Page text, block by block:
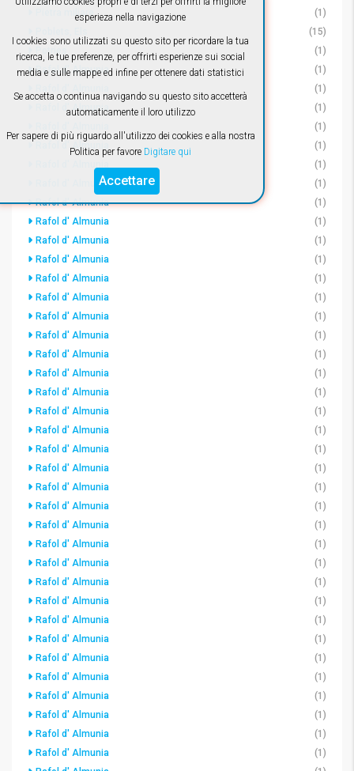
esperieza nella navigazione
I cookies sono utilizzati su questo sito per ricordare la tua
ricerca, le tue preferenze, per offrirti esperienze sui social
media e sulle mappe ed infine per ottenere dati statistici
Se accetta o continua navigando su questo sito accetterà
automaticamente il loro utilizzo
Per sapere di più riguardo all'utilizzo dei cookies e alla nostra
Politica per favore Digitare qui
Accettare
Pietra miliare
(1)
(15)
Potries
(1)
Rafol d' Almunia
(1)
(1)
Rafol d' Almunia
(1)
(1)
Rafol d' Almunia
(1)
(1)
Rafol d' Almunia
(1)
Rafol d' Almunia
(1)
Rafol d' Almunia
(1)
Rafol d' Almunia
(1)
Rafol d' Almunia
(1)
Rafol d' Almunia
(1)
Rafol d' Almunia
(1)
Rafol d' Almunia
(1)
Rafol d' Almunia
(1)
Rafol d' Almunia
(1)
Rafol d' Almunia
(1)
Rafol d' Almunia
(1)
Rafol d' Almunia
(1)
Rafol d' Almunia
(1)
Rafol d' Almunia
(1)
Rafol d' Almunia
(1)
Rafol d' Almunia
(1)
Rafol d' Almunia
(1)
Rafol d' Almunia
(1)
Rafol d' Almunia
(1)
Rafol d' Almunia
(1)
Rafol d' Almunia
(1)
Rafol d' Almunia
(1)
Rafol d' Almunia
(1)
Rafol d' Almunia
(1)
Rafol d' Almunia
(1)
Rafol d' Almunia
(1)
Rafol d' Almunia
(1)
Rafol d' Almunia
(1)
Rafol d' Almunia
(1)
Rafol d' Almunia
(1)